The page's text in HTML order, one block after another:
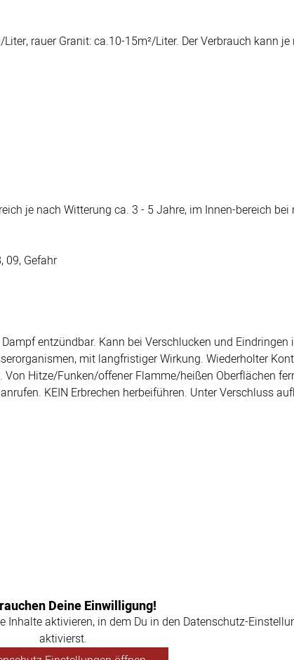
rauer Granit: ca.10-15m²/Liter. Der Verbrauch kann
je nach Witterung ca. 3 - 5 Jahre, im Innen-bereich
09, Gefahr
entzündbar. Kann bei Verschlucken und
mit langfristiger Wirkung. Wiederholter
Hitze/Funken/offener Flamme/heißen Oberflächen
KEIN Erbrechen herbeiführen. Unter Verschluss
Deine Einwilligung!
aktivieren, in dem Du in den Datenschutz-
aktivierst.